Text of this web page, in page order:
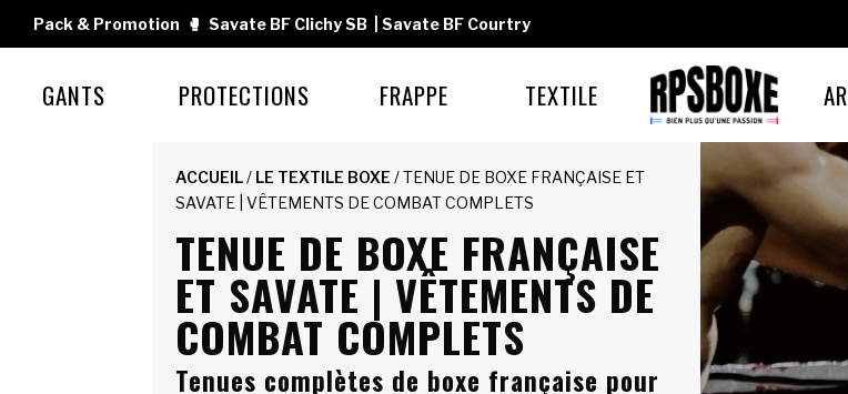
Pack & Promotion 🥊 Savate BF Clichy SB Savate BF Courtry
GANTS PROTECTIONS FRAPPE TEXTILE
ACCUEIL/ LE TEXTILE BOXE / TENUE DE BOXE FRANÇAISE ET
SAVATE | VÊTEMENTS DE COMBAT COMPLETS
TENUE DE BOXE FRANÇAISE
ET SAVATE | VÊTEMENTS DE
COMBAT COMPLETS
Tenues complètes de boxe française pour